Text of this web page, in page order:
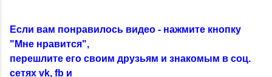
Если вам понравилось видео - нажмите кнопку
"Мне нравится",
перешлите его своим друзьям и знакомым в соц.
сетях vk, fb и